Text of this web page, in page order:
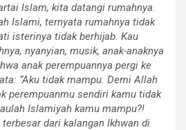
Islam, kita datangi rumahnya.
Islami, ternyata rumahnya tidak
isterinya tidak berhijab. Kau
nyanyian, musik, anak-anaknya
anak perempuannya pergi ke
“Aku tidak mampu. Demi Allah
perempuanmu sendiri kamu tidak
Islamiyah kamu mampu?!
terbesar dari kalangan Ikhwan di